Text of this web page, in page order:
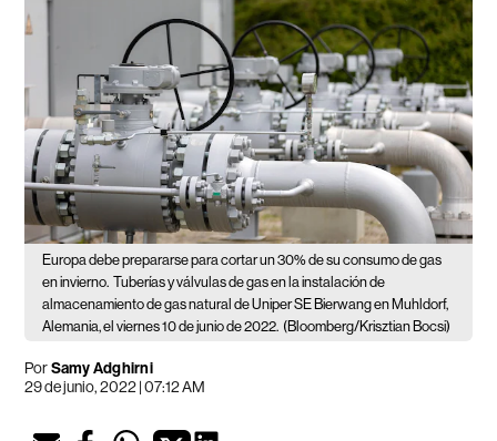
Europa debe prepararse para cortar un 30% de su consumo de gas
en invierno. Tuberías y válvulas de gas en la instalación de
almacenamiento de gas natural de Uniper SE Bierwang en Muhldorf,
Alemania, el viernes 10 de junio de 2022. (Bloomberg/Krisztian Bocsi)
PorSamy Adghirni
29 de junio, 2022 | 07:12 AM